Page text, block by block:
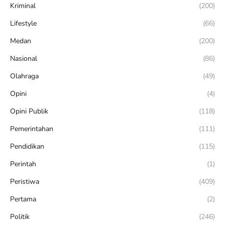
Kriminal
(200)
Lifestyle
(66)
Medan
(200)
Nasional
(86)
Olahraga
(49)
Opini
(4)
Opini Publik
(118)
Pemerintahan
(111)
Pendidikan
(115)
Perintah
(1)
Peristiwa
(409)
Pertama
(2)
Politik
(246)